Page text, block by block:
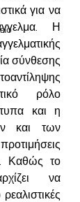
για να
Η
σύνθεσης
ρόλο
και η
και των
Καθώς το
να